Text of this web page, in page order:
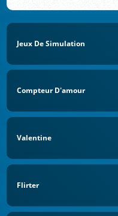
Jeux De Simulation
Compteur D'amour
Valentine
Flirter